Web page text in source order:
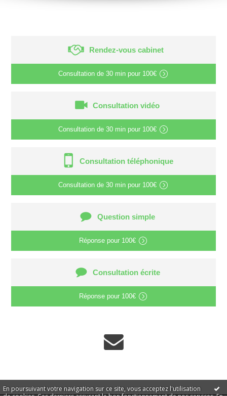
En poursuivant votre navigation sur ce site, vous acceptez l'utilisation
Rendez-vous cabinet
Consultation de 30 min pour 100€
Consultation vidéo
Consultation de 30 min pour 100€
Consultation téléphonique
Consultation de 30 min pour 100€
Question simple
Réponse pour 100€
Consultation écrite
Réponse pour 100€